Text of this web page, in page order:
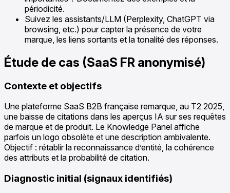
périodicité.
Suivez les assistants/LLM (Perplexity, ChatGPT via
browsing, etc.) pour capter la présence de votre
marque, les liens sortants et la tonalité des réponses.
Étude de cas (SaaS FR anonymisé)
Contexte et objectifs
Une plateforme SaaS B2B française remarque, au T2 2025,
une baisse de citations dans les aperçus IA sur ses requêtes
de marque et de produit. Le Knowledge Panel affiche
parfois un logo obsolète et une description ambivalente.
Objectif : rétablir la reconnaissance d’entité, la cohérence
des attributs et la probabilité de citation.
Diagnostic initial (signaux identifiés)